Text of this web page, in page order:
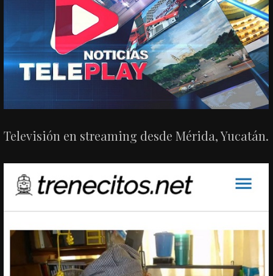
Televisión en streaming desde Mérida, Yucatán.